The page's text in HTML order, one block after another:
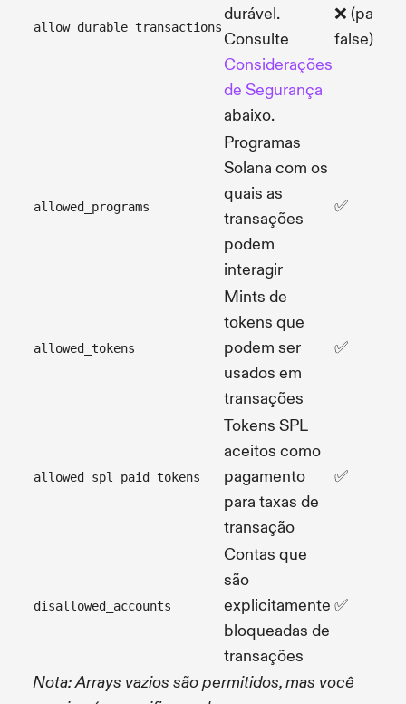
allow_durable_transactions
durável.
Consulte
Considerações
de Segurança
abaixo.
❌
false)
allowed_programs
Programas
Solana com os
quais as
transações
podem
interagir
✅
allowed_tokens
Mints de
tokens que
podem ser
usados em
transações
✅
allowed_spl_paid_tokens
Tokens SPL
aceitos como
pagamento
para taxas de
transação
✅
disallowed_accounts
Contas que
são
explicitamente
bloqueadas de
transações
✅
Nota: Arrays vazios são permitidos, mas você